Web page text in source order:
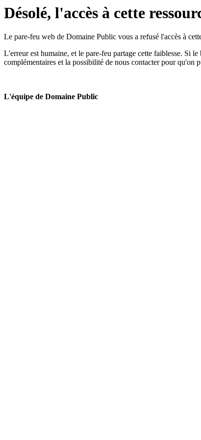
Désolé, l'accès à cette
Le pare-feu web de Domaine Public vous a refusé l'accès à
L'erreur est humaine, et le pare-feu partage cette faiblesse. Si
complémentaires et la possibilité de nous contacter pour qu'on
L'équipe de Domaine Public